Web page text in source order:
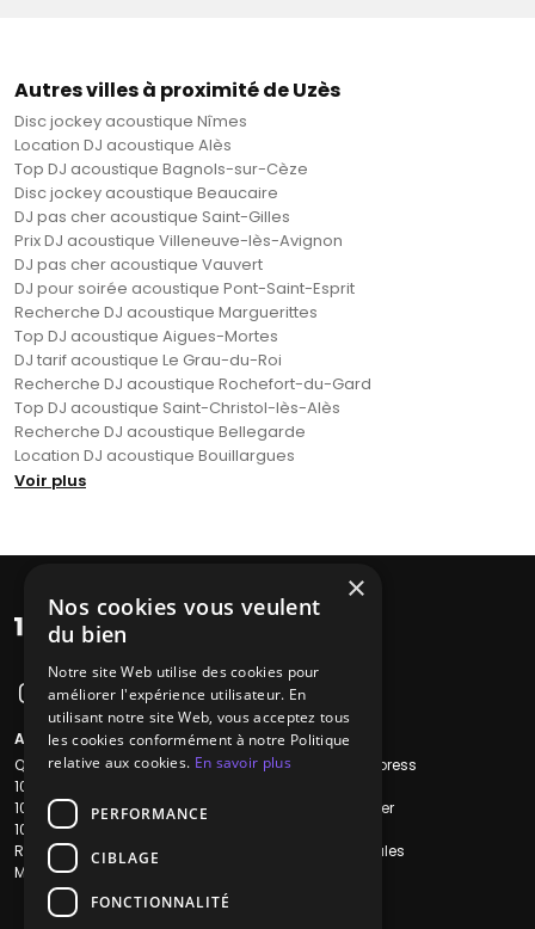
Autres villes à proximité de Uzès
Disc jockey acoustique Nîmes
Location DJ acoustique Alès
Top DJ acoustique Bagnols-sur-Cèze
Disc jockey acoustique Beaucaire
DJ pas cher acoustique Saint-Gilles
Prix DJ acoustique Villeneuve-lès-Avignon
DJ pas cher acoustique Vauvert
DJ pour soirée acoustique Pont-Saint-Esprit
Recherche DJ acoustique Marguerittes
Top DJ acoustique Aigues-Mortes
DJ tarif acoustique Le Grau-du-Roi
Recherche DJ acoustique Rochefort-du-Gard
Top DJ acoustique Saint-Christol-lès-Alès
Recherche DJ acoustique Bellegarde
Location DJ acoustique Bouillargues
Voir plus
A propos
Qui sommes-nous ?
1001Salles
1001Salles PRO
1001Traiteurs
Reserverunbar
MP2
Liens utiles
Recherche Express
Nous contacter
Mentions légales
×
Nos cookies vous veulent
du bien
Notre site Web utilise des cookies pour
améliorer l'expérience utilisateur. En
utilisant notre site Web, vous acceptez tous
les cookies conformément à notre Politique
relative aux cookies. En savoir plus
PERFORMANCE
CIBLAGE
FONCTIONNALITÉ